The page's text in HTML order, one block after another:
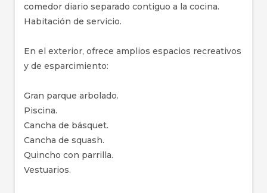
comedor diario separado contiguo a la cocina.
Habitación de servicio.
En el exterior, ofrece amplios espacios recreativos
y de esparcimiento:
Gran parque arbolado.
Piscina.
Cancha de básquet.
Cancha de squash.
Quincho con parrilla.
Vestuarios.